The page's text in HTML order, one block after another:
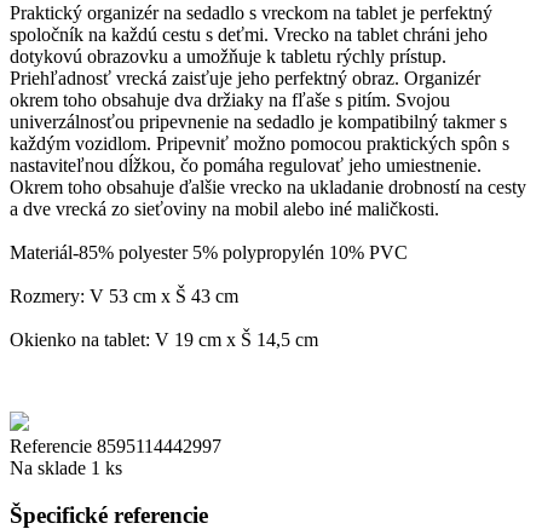
Praktický organizér na sedadlo s vreckom na tablet je perfektný
spoločník na každú cestu s deťmi. Vrecko na tablet chráni jeho
dotykovú obrazovku a umožňuje k tabletu rýchly prístup.
Priehľadnosť vrecká zaisťuje jeho perfektný obraz. Organizér
okrem toho obsahuje dva držiaky na fľaše s pitím. Svojou
univerzálnosťou pripevnenie na sedadlo je kompatibilný takmer s
každým vozidlom. Pripevniť možno pomocou praktických spôn s
nastaviteľnou dĺžkou, čo pomáha regulovať jeho umiestnenie.
Okrem toho obsahuje ďalšie vrecko na ukladanie drobností na cesty
a dve vrecká zo sieťoviny na mobil alebo iné maličkosti.
Materiál-85% polyester 5% polypropylén 10% PVC
Rozmery: V 53 cm x Š 43 cm
Okienko na tablet: V 19 cm x Š 14,5 cm
Referencie 8595114442997
Na sklade 1 ks
Špecifické referencie